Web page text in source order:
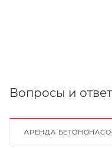
Вопросы и
АРЕНДА